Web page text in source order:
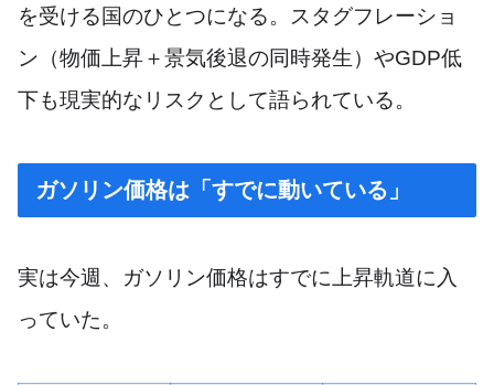
を受ける国のひとつになる。スタグフレーショ
ン（物価上昇＋景気後退の同時発生）やGDP低
下も現実的なリスクとして語られている。
ガソリン価格は「すでに動いている」
実は今週、ガソリン価格はすでに上昇軌道に入
っていた。